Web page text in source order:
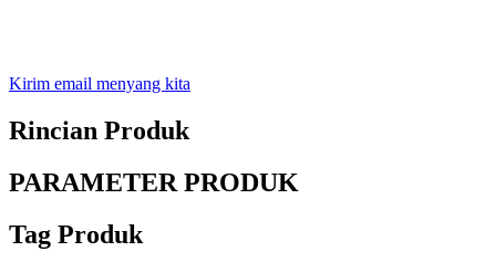
Kirim email menyang kita
Rincian Produk
PARAMETER PRODUK
Tag Produk